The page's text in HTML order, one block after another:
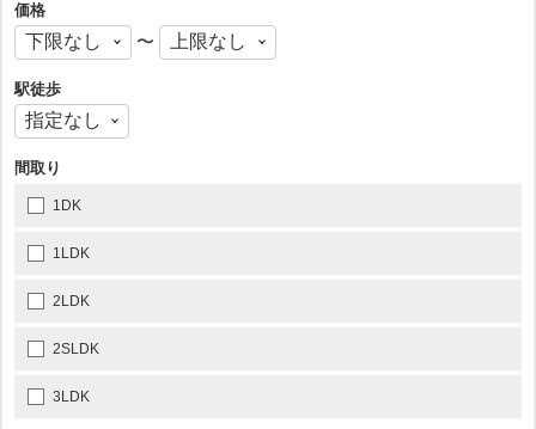
価格
〜
駅徒歩
間取り
1DK
1LDK
2LDK
2SLDK
3LDK